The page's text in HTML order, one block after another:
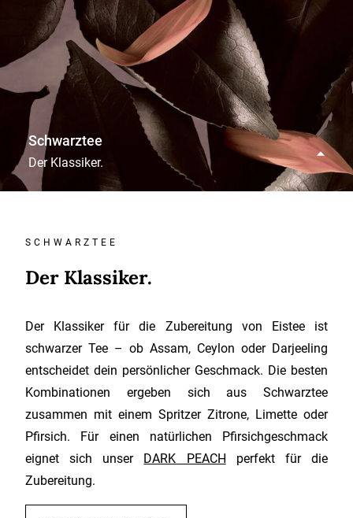
Schwarztee
Der Klassiker.
SCHWARZTEE
Der Klassiker.
Der Klassiker für die Zubereitung von Eistee ist
schwarzer Tee – ob Assam, Ceylon oder Darjeeling
entscheidet dein persönlicher Geschmack. Die besten
Kombinationen ergeben sich aus Schwarztee
zusammen mit einem Spritzer Zitrone, Limette oder
Pfirsich. Für einen natürlichen Pfirsichgeschmack
eignet sich unser DARK PEACH perfekt für die
Zubereitung.